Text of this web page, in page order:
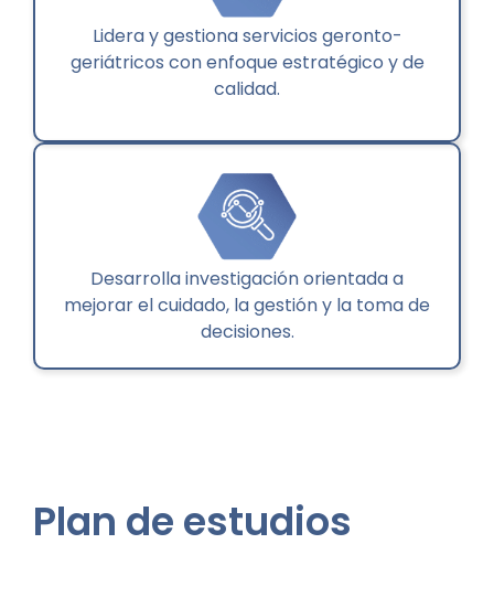
Lidera y gestiona servicios geronto-
geriátricos con enfoque estratégico y de
calidad.
Desarrolla investigación orientada a
mejorar el cuidado, la gestión y la toma de
decisiones.
Plan de estudios